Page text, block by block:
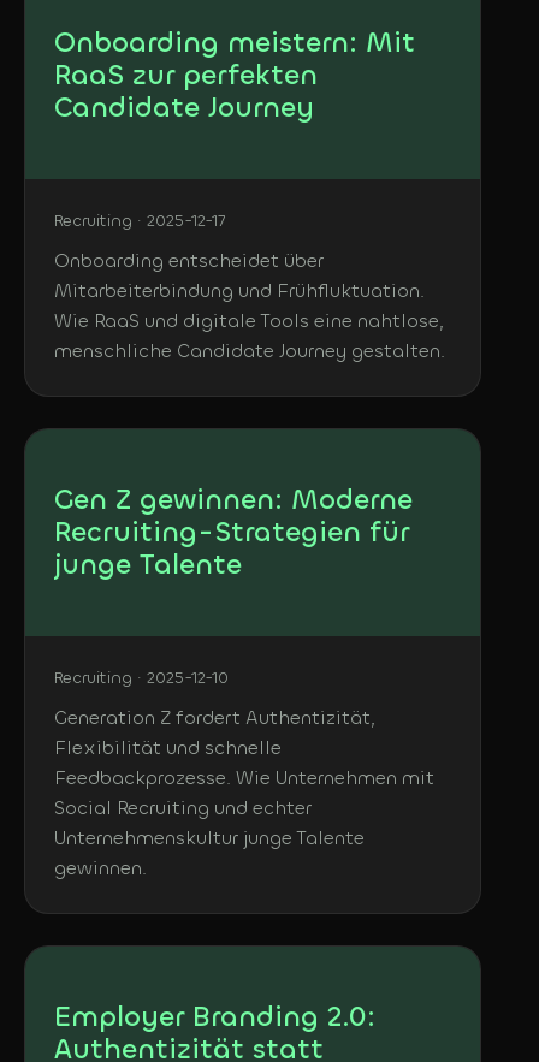
Onboarding meistern: Mit
RaaS zur perfekten
Candidate Journey
Recruiting · 2025-12-17
Onboarding entscheidet über
Mitarbeiterbindung und Frühfluktuation.
Wie RaaS und digitale Tools eine nahtlose,
menschliche Candidate Journey gestalten.
Gen Z gewinnen: Moderne
Recruiting-Strategien für
junge Talente
Recruiting · 2025-12-10
Generation Z fordert Authentizität,
Flexibilität und schnelle
Feedbackprozesse. Wie Unternehmen mit
Social Recruiting und echter
Unternehmenskultur junge Talente
gewinnen.
Employer Branding 2.0:
Authentizität statt